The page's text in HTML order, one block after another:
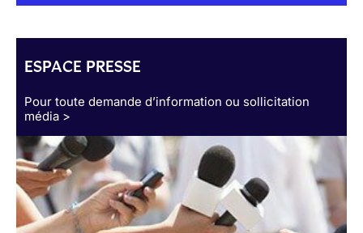
ESPACE PRESSE
Pour toute demande d’information ou sollicitation
média >